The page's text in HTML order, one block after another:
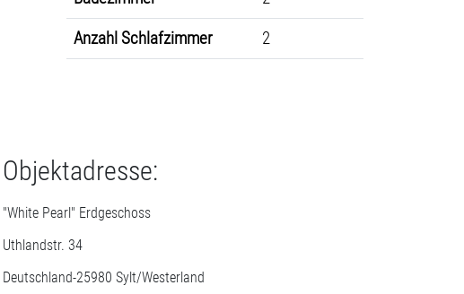
Anzahl Schlafzimmer
2
Objektadresse:
"White Pearl" Erdgeschoss
Uthlandstr. 34
Deutschland-25980 Sylt/Westerland